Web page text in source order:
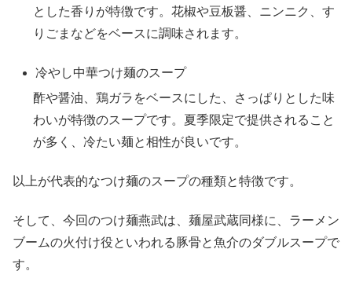
とした香りが特徴です。花椒や豆板醤、ニンニク、す
りごまなどをベースに調味されます。
冷やし中華つけ麺のスープ
酢や醤油、鶏ガラをベースにした、さっぱりとした味
わいが特徴のスープです。夏季限定で提供されること
が多く、冷たい麺と相性が良いです。
以上が代表的なつけ麺のスープの種類と特徴です。
そして、今回のつけ麺燕武は、麺屋武蔵同様に、ラーメン
ブームの火付け役といわれる豚骨と魚介のダブルスープで
す。